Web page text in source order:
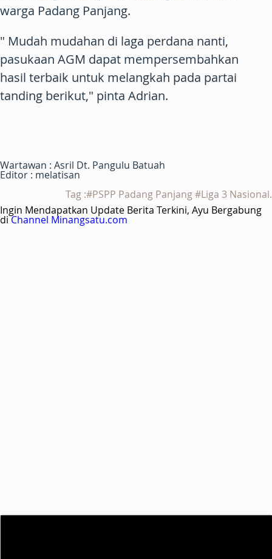
warga Padang Panjang.
" Mudah mudahan di laga perdana nanti,
pasukaan AGM dapat mempersembahkan
hasil terbaik untuk melangkah pada partai
tanding berikut," pinta Adrian.
Wartawan : Asril Dt. Pangulu Batuah
Editor : melatisan
Tag :#PSPP Padang Panjang #Liga 3 Nasional.
Ingin Mendapatkan Update Berita Terkini, Ayu Bergabung
diChannel Minangsatu.com